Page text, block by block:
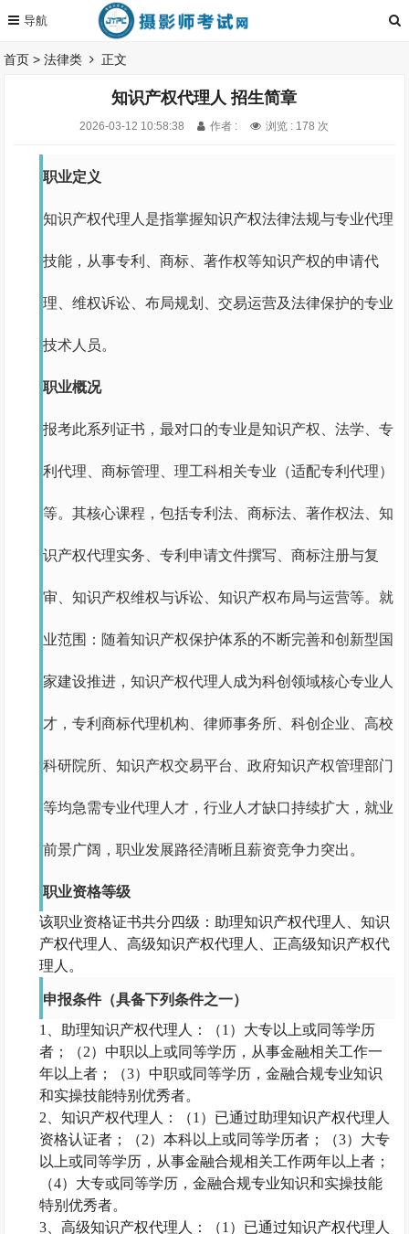
首页 >法律类 正文
知识产权代理人 招生简章
2026-03-12 10:58:38 作者 : 浏览 : 178 次
职业定义
知识产权代理人是指掌握知识产权法律法规与专业代理
技能，从事专利、商标、著作权等知识产权的申请代
理、维权诉讼、布局规划、交易运营及法律保护的专业
技术人员。
职业概况
报考此系列证书，最对口的专业是知识产权、法学、专
利代理、商标管理、理工科相关专业（适配专利代理）
等。其核心课程，包括专利法、商标法、著作权法、知
识产权代理实务、专利申请文件撰写、商标注册与复
审、知识产权维权与诉讼、知识产权布局与运营等。就
业范围：随着知识产权保护体系的不断完善和创新型国
家建设推进，知识产权代理人成为科创领域核心专业人
才，专利商标代理机构、律师事务所、科创企业、高校
科研院所、知识产权交易平台、政府知识产权管理部门
等均急需专业代理人才，行业人才缺口持续扩大，就业
前景广阔，职业发展路径清晰且薪资竞争力突出。
职业资格等级
该职业资格证书共分四级：助理知识产权代理人、知识
产权代理人、高级知识产权代理人、正高级知识产权代
理人。
申报条件（具备下列条件之一）
1、助理知识产权代理人：（1）大专以上或同等学历
者；（2）中职以上或同等学历，从事金融相关工作一
年以上者；（3）中职或同等学历，金融合规专业知识
和实操技能特别优秀者。
2、知识产权代理人：（1）已通过助理知识产权代理人
资格认证者；（2）本科以上或同等学历者；（3）大专
以上或同等学历，从事金融合规相关工作两年以上者；
（4）大专或同等学历，金融合规专业知识和实操技能
特别优秀者。
3、高级知识产权代理人：（1）已通过知识产权代理人